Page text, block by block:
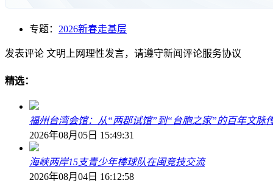
专题： 2026新春走基层
发表评论 文明上网理性发言，请遵守新闻评论服务协议
精选：
福州台湾会馆：从“两郡试馆”到“台胞之家”的百年文脉
2026年08月05日 15:49:31
海峡两岸15支青少年棒球队在闽竞技交流
2026年08月04日 16:12:58